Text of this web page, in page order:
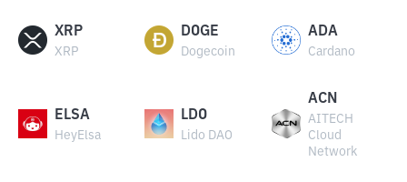
XRP
XRP
DOGE
Dogecoin
ADA
Cardano
ELSA
HeyElsa
LDO
Lido DAO
ACN
AITECH
Cloud
Network